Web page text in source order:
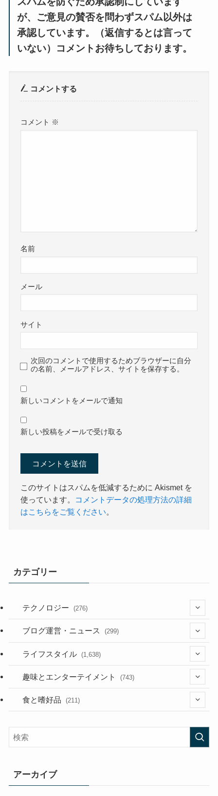
が、ご意見の賛否を問わずスパム以外は
承認しています。（返信するとは言って
いない）コメントお待ちしております。
コメントする
コメント ※
名前
メール
サイト
次回のコメントで使用するためブラウザーに自分
の名前、メールアドレス、サイトを保存する。
新しいコメントをメールで通知
新しい投稿をメールで受け取る
このサイトはスパムを低減するために Akismet を
使っています。
コメントデータの処理方法の詳細
はこちらをご覧ください。
カテゴリー
テクノロジー (276)
(36)
(187)
ブログ運営・ニュース (299)
(118)
(181)
ライフスタイル (1,638)
(394)
(282)
(33)
趣味とエンターテイメント (743)
(56)
食と嗜好品 (211)
アーカイブ